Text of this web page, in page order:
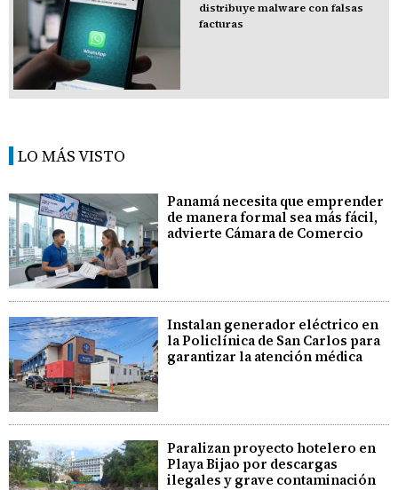
distribuye malware con falsas
facturas
LO MÁS VISTO
Panamá necesita que emprender
de manera formal sea más fácil,
advierte Cámara de Comercio
Instalan generador eléctrico en
la Policlínica de San Carlos para
garantizar la atención médica
Paralizan proyecto hotelero en
Playa Bijao por descargas
ilegales y grave contaminación